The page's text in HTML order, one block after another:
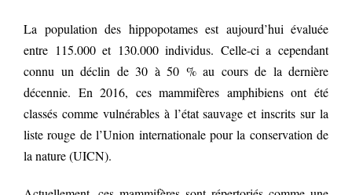
La population des hippopotames est aujourd’hui évaluée
entre 115.000 et 130.000 individus. Celle-ci a cependant
connu un déclin de 30 à 50 % au cours de la dernière
décennie. En 2016, ces mammifères amphibiens ont été
classés comme vulnérables à l’état sauvage et inscrits sur la
liste rouge de l’Union internationale pour la conservation de
la nature (UICN).